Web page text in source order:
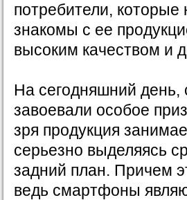
потребители,
знакомы с ее
высоким качеством и
На сегодняшний
завоевали особое
зря продукция
серьезно выделяясь
задний план. Причем
ведь смартфоны